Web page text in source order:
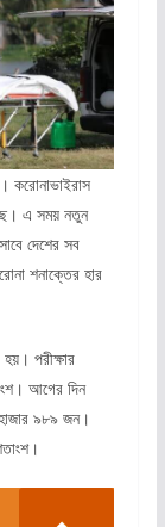
করোনাভাইরাস
এ সময় নতুন
দেশের সব
শনাক্তের হার
পরীক্ষার
আগের দিন
৯৮৯ জন।